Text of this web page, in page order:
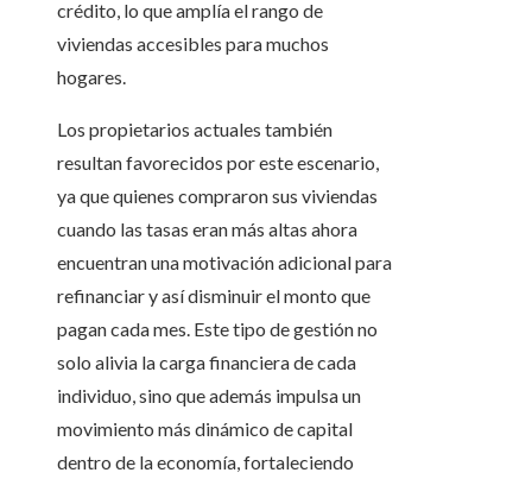
crédito, lo que amplía el rango de
viviendas accesibles para muchos
hogares.
Los propietarios actuales también
resultan favorecidos por este escenario,
ya que quienes compraron sus viviendas
cuando las tasas eran más altas ahora
encuentran una motivación adicional para
refinanciar y así disminuir el monto que
pagan cada mes. Este tipo de gestión no
solo alivia la carga financiera de cada
individuo, sino que además impulsa un
movimiento más dinámico de capital
dentro de la economía, fortaleciendo